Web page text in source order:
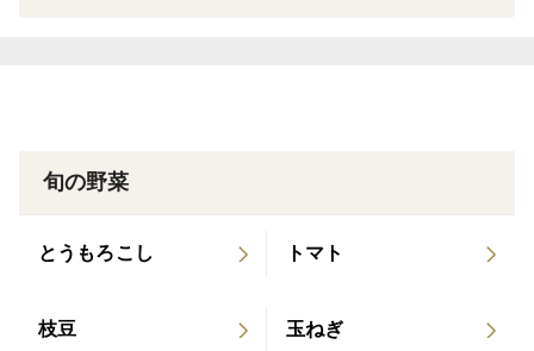
旬の野菜
とうもろこし トマト
枝豆 玉ねぎ